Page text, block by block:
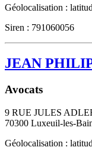
Géolocalisation :
Siren : 791060056
JEAN
Avocats
9 RUE JULES
70300 Luxeuil-les-
Géolocalisation :